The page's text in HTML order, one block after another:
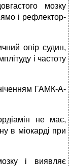
мозку
і рефлектор­
опір судин,
і час­тоту
ГАМК-А-
не має,
в міокарді при
і виявляє